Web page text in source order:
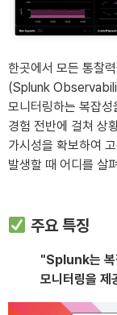
한곳에서 모든 통찰
(Splunk
모니터링하는 복잡
경험 전반에 걸쳐 상
가시성을 확보하여
발생할 때 어디를 살
주요 특징
"Splunk는 복
모니터링을 제